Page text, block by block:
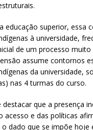
educação superior, essa
à universidade,
de um processo
assume contornos
da universidade,
nas 4 turmas do curso.
destacar que a presença
acesso e das políticas
o dado que se impõe